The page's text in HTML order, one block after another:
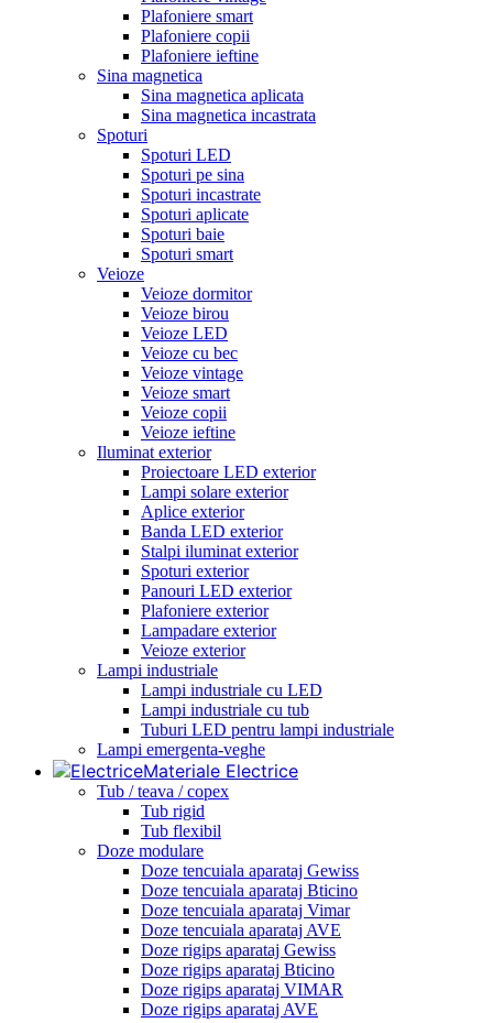
Plafoniere smart
Plafoniere copii
Plafoniere ieftine
Sina magnetica
Sina magnetica aplicata
Sina magnetica incastrata
Spoturi
Spoturi LED
Spoturi pe sina
Spoturi incastrate
Spoturi aplicate
Spoturi baie
Spoturi smart
Veioze
Veioze dormitor
Veioze birou
Veioze LED
Veioze cu bec
Veioze vintage
Veioze smart
Veioze copii
Veioze ieftine
Iluminat exterior
Proiectoare LED exterior
Lampi solare exterior
Aplice exterior
Banda LED exterior
Stalpi iluminat exterior
Spoturi exterior
Panouri LED exterior
Plafoniere exterior
Lampadare exterior
Veioze exterior
Lampi industriale
Lampi industriale cu LED
Lampi industriale cu tub
Tuburi LED pentru lampi industriale
Lampi emergenta-veghe
Materiale Electrice
Tub / teava / copex
Tub rigid
Tub flexibil
Doze modulare
Doze tencuiala aparataj Gewiss
Doze tencuiala aparataj Bticino
Doze tencuiala aparataj Vimar
Doze tencuiala aparataj AVE
Doze rigips aparataj Gewiss
Doze rigips aparataj Bticino
Doze rigips aparataj VIMAR
Doze rigips aparataj AVE